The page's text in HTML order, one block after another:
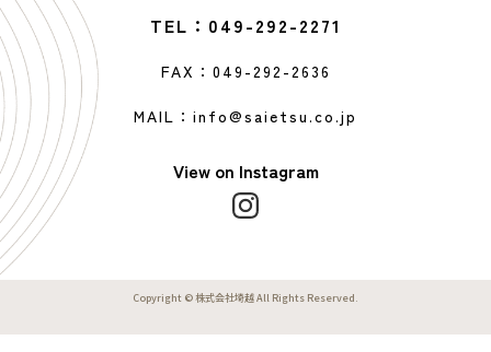
TEL：049-292-2271
FAX：049-292-2636
MAIL：info@saietsu.co.jp
View on Instagram
Copyright © 株式会社埼越 All Rights Reserved.